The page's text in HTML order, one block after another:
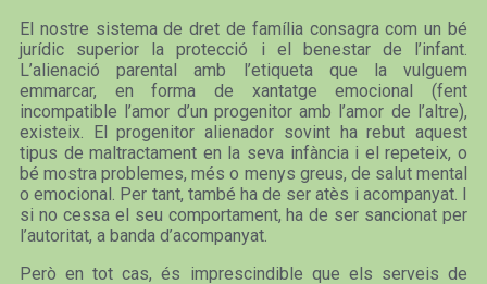
El nostre sistema de dret de família consagra com un bé
jurídic superior la protecció i el benestar de l’infant.
L’alienació parental amb l’etiqueta que la vulguem
emmarcar, en forma de xantatge emocional (fent
incompatible l’amor d’un progenitor amb l’amor de l’altre),
existeix. El progenitor alienador sovint ha rebut aquest
tipus de maltractament en la seva infància i el repeteix, o
bé mostra problemes, més o menys greus, de salut mental
o emocional. Per tant, també ha de ser atès i acompanyat. I
si no cessa el seu comportament, ha de ser sancionat per
l’autoritat, a banda d’acompanyat.
Però en tot cas, és imprescindible que els serveis de